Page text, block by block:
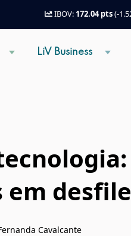
IBOV: 172.04 pts(-
LiV Business
Cavalcante